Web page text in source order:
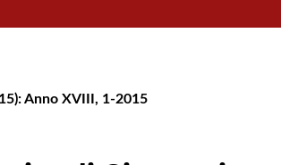
Anno XVIII, 1-2015